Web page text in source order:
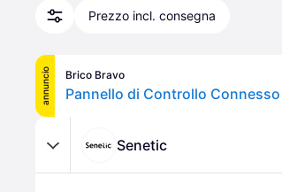
Prezzo incl. consegna
annuncio Brico Bravo
Senetic